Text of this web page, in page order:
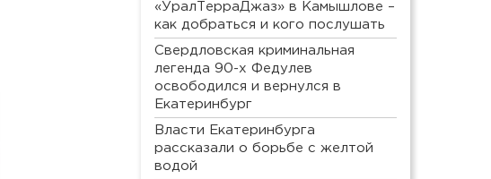
«УралТерраДжаз» в Камышлове –
как добраться и кого послушать
Свердловская криминальная
легенда 90-х Федулев
освободился и вернулся в
Екатеринбург
Власти Екатеринбурга
рассказали о борьбе с желтой
водой